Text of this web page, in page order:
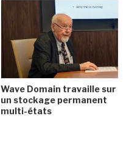
Wave Domain travaille sur
un stockage permanent
multi-états